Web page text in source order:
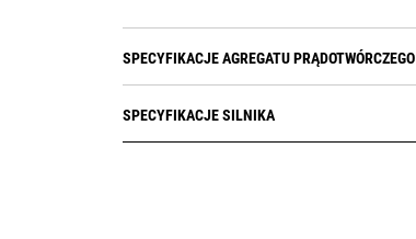
SPECYFIKACJE AGREGATU PRĄDOTWÓRCZEGO
SPECYFIKACJE SILNIKA